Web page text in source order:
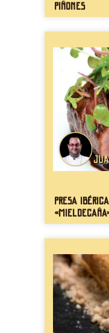
piñones
Presa